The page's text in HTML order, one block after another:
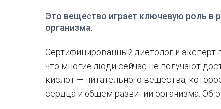
Это вещество играет ключевую роль в
организма.
Сертифицированный диетолог и
что многие люди сейчас не получают
кислот — питательного вещества,
сердца и общем развитии организма. Об